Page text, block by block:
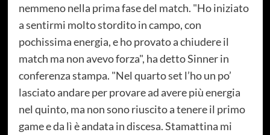
nemmeno nella prima fase del match. "Ho iniziato
a sentirmi molto stordito in campo, con
pochissima energia, e ho provato a chiudere il
match ma non avevo forza", ha detto Sinner in
conferenza stampa. "Nel quarto set l’ho un po’
lasciato andare per provare ad avere più energia
nel quinto, ma non sono riuscito a tenere il primo
game e da lì è andata in discesa. Stamattina mi